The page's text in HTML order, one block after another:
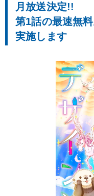
月放送決定!!
第1話の最速無
実施します